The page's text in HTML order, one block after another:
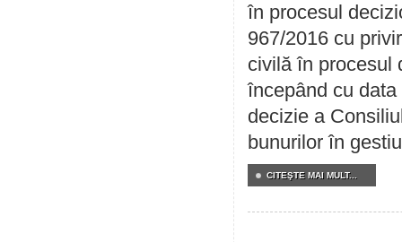
în procesul
967/2016 cu
civilă în procesul
începând cu
decizie a
bunurilor în
CITEŞTE MAI MULT...